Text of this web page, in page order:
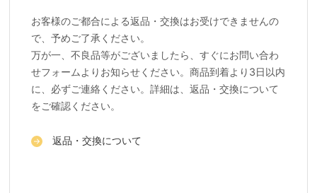
お客様のご都合による返品・交換はお受けできませんの
で、予めご了承ください。
万が一、不良品等がございましたら、すぐにお問い合わ
せフォームよりお知らせください。商品到着より3日以内
に、必ずご連絡ください。詳細は、返品・交換について
をご確認ください。
返品・交換について